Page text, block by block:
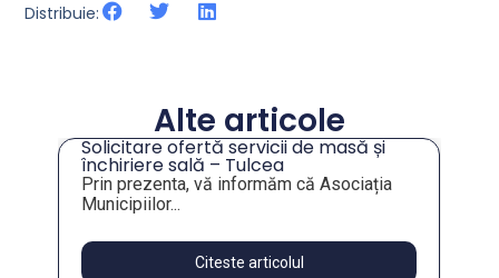
Distribuie:
Alte articole
Solicitare ofertă servicii de masă și
închiriere sală – Tulcea
Prin prezenta, vă informăm că Asociația
Municipiilor...
Citeste articolul